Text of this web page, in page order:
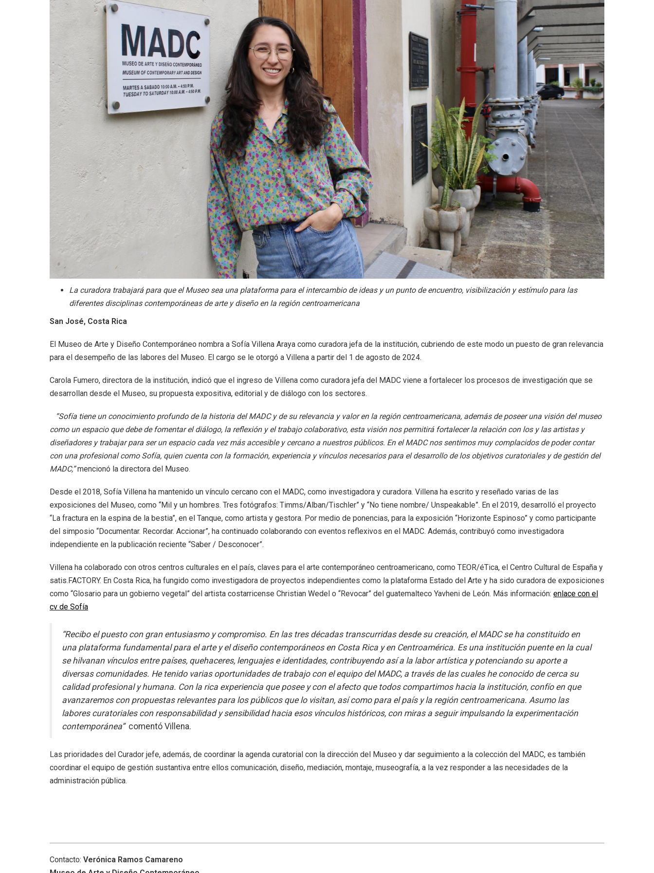
DIRECTORIOS Tiendas de diseño
+ MESA EJECUTIVA DE ARTES VISUALES
+ SALA DE PRENSA
La curadora trabajará para que el Museo sea una plataforma para el intercambio de ideas y un punto de encuentro, visibilización y estímulo para las
diferentes disciplinas contemporáneas de arte y diseño en la región centroamericana
San José, Costa Rica
El Museo de Arte y Diseño Contemporáneo nombra a Sofía Villena Araya como curadora jefa de la institución, cubriendo de este modo un puesto de gran relevancia
para el desempeño de las labores del Museo. El cargo se le otorgó a Villena a partir del 1 de agosto de 2024.
Carola Fumero, directora de la institución, indicó que el ingreso de Villena como curadora jefa del MADC viene a fortalecer los procesos de investigación que se
desarrollan desde el Museo, su propuesta expositiva, editorial y de diálogo con los sectores.
“Sofía tiene un conocimiento profundo de la historia del MADC y de su relevancia y valor en la región centroamericana, además de poseer una visión del museo
como un espacio que debe de fomentar el diálogo, la reflexión y el trabajo colaborativo, esta visión nos permitirá fortalecer la relación con los y las artistas y
diseñadores y trabajar para ser un espacio cada vez más accesible y cercano a nuestros públicos. En el MADC nos sentimos muy complacidos de poder contar
con una profesional como Sofía, quien cuenta con la formación, experiencia y vínculos necesarios para el desarrollo de los objetivos curatoriales y de gestión del
MADC,”mencionó la directora del Museo.
Desde el 2018, Sofía Villena ha mantenido un vínculo cercano con el MADC, como investigadora y curadora. Villena ha escrito y reseñado varias de las
exposiciones del Museo, como “Mil y un hombres. Tres fotógrafos: Timms/Alban/Tischler” y “No tiene nombre/ Unspeakable”. En el 2019, desarrolló el proyecto
“La fractura en la espina de la bestia”, en el Tanque, como artista y gestora. Por medio de ponencias, para la exposición “Horizonte Espinoso” y como participante
del simposio “Documentar. Recordar. Accionar”, ha continuado colaborando con eventos reflexivos en el MADC. Además, contribuyó como investigadora
independiente en la publicación reciente “Saber / Desconocer”.
Villena ha colaborado con otros centros culturales en el país, claves para el arte contemporáneo centroamericano, como TEOR/éTica, el Centro Cultural de España y
satis.FACTORY. En Costa Rica, ha fungido como investigadora de proyectos independientes como la plataforma Estado del Arte y ha sido curadora de exposiciones
como “Glosario para un gobierno vegetal” del artista costarricense Christian Wedel o “Revocar” del guatemalteco Yavheni de León. Más información: enlace con el
cv de Sofía
“Recibo el puesto con gran entusiasmo y compromiso. En las tres décadas transcurridas desde su creación, el MADC se ha constituido en
una plataforma fundamental para el arte y el diseño contemporáneos en Costa Rica y en Centroamérica. Es una institución puente en la cual
se hilvanan vínculos entre países, quehaceres, lenguajes e identidades, contribuyendo así a la labor artística y potenciando su aporte a
diversas comunidades. He tenido varias oportunidades de trabajo con el equipo del MADC, a través de las cuales he conocido de cerca su
calidad profesional y humana. Con la rica experiencia que posee y con el afecto que todos compartimos hacia la institución, confío en que
avanzaremos con propuestas relevantes para los públicos que lo visitan, así como para el país y la región centroamericana. Asumo las
labores curatoriales con responsabilidad y sensibilidad hacia esos vínculos históricos, con miras a seguir impulsando la experimentación
contemporánea” comentó Villena.
Las prioridades del Curador jefe, además, de coordinar la agenda curatorial con la dirección del Museo y dar seguimiento a la colección del MADC, es también
coordinar el equipo de gestión sustantiva entre ellos comunicación, diseño, mediación, montaje, museografía, a la vez responder a las necesidades de la
administración pública.
Contacto: Verónica Ramos Camareno